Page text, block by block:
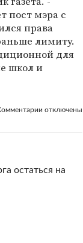
пост мэра с
права
лимиту.
для
школ и
отключены
остаться на